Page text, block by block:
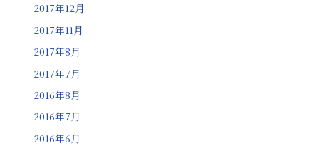
2017年12月
2017年11月
2017年8月
2017年7月
2016年8月
2016年7月
2016年6月